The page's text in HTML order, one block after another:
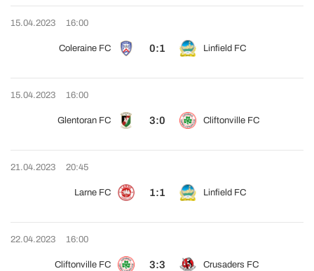
15.04.2023 16:00
Coleraine FC 0:1 Linfield FC
15.04.2023 16:00
Glentoran FC 3:0 Cliftonville FC
21.04.2023 20:45
Larne FC 1:1 Linfield FC
22.04.2023 16:00
Cliftonville FC 3:3 Crusaders FC